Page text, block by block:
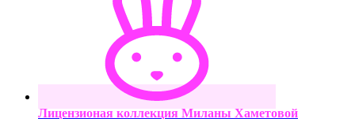
Лицензионая коллекция Миланы Хаметовой